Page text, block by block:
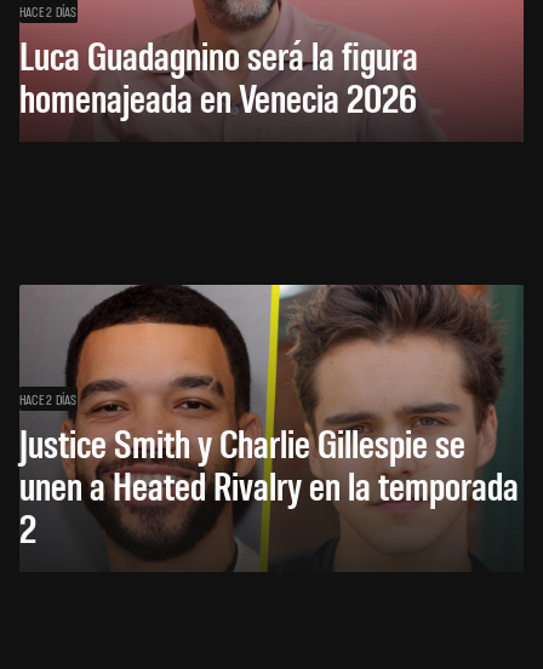
HACE 2 DÍAS
Luca Guadagnino será la figura
homenajeada en Venecia 2026
HACE 2 DÍAS
Justice Smith y Charlie Gillespie se
unen a Heated Rivalry en la temporada
2